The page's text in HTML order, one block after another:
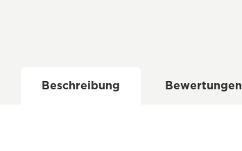
Beschreibung Bewertungen